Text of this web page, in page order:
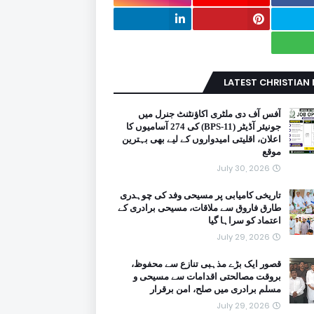
LATEST CHRISTIAN
آفس آف دی ملٹری اکاؤنٹنٹ جنرل میں
جونیئر آڈیٹر (BPS-11) کی 274 آسامیوں کا
اعلان، اقلیتی امیدواروں کے لیے بھی بہترین
موقع
July 30, 2026
تاریخی کامیابی پر مسیحی وفد کی چوہدری
طارق فاروق سے ملاقات، مسیحی برادری کے
اعتماد کو سراہا گیا
July 29, 2026
قصور ایک بڑے مذہبی تنازع سے محفوظ،
بروقت مصالحتی اقدامات سے مسیحی و
مسلم برادری میں صلح، امن برقرار
July 29, 2026